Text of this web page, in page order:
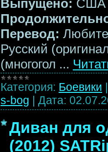
Выпущено: США
Перевод:
Русский
(многогол ...
Категория: Боевики
s-bog | Дата:
Диван для
(2012)